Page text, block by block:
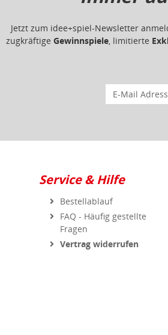
Jetzt zum idee+spiel-Newsletter
zugkräftige Gewinnspiele, limitierte
E-Mail für
Service & Hilfe
Bestellablauf
FAQ - Häufig gestellte
Fragen
Vertrag widerrufen